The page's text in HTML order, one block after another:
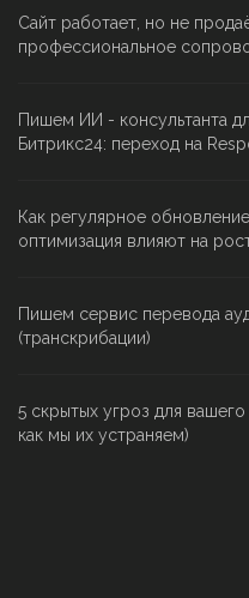
Сайт работает, но не
профессиональное
Пишем ИИ - консультанта
Битрикс24: переход на
Как регулярное
оптимизация влияют на
Пишем сервис перевода
(транскрибации)
5 скрытых угроз для
как мы их устраняем)